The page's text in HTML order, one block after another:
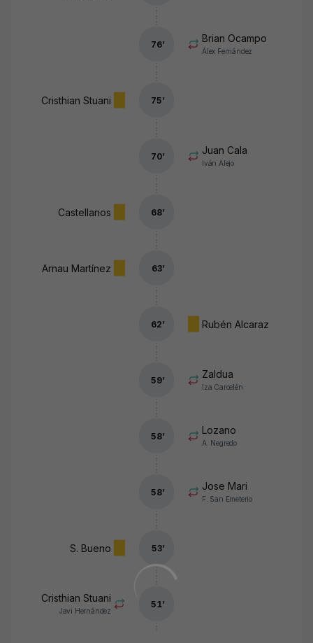
Brian Ocampo
Álex Fernández
76’
Cristhian Stuani 75’
Juan Cala
Iván Alejo
70’
Castellanos 68’
Arnau Martínez 63’
Rubén Alcaraz
62’
Zaldua
Iza Carcelén
59’
Lozano
A. Negredo
58’
Jose Mari
F. San Emeterio
58’
S. Bueno 53’
Cristhian Stuani
Javi Hernández
51’